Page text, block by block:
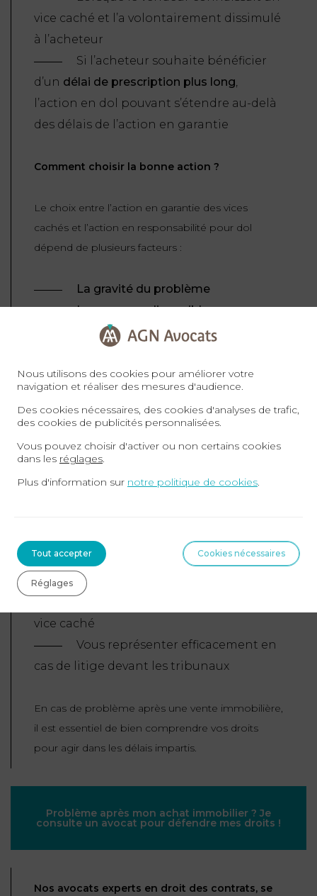
vice caché et l’a volontairement dissimulé
à l’acheteur
Si l’acheteur souhaite bénéficier
d’un délai de prescription plus long,
l’action en dol pouvant s’étendre au-delà
des délais de l’action en garantie
Comment choisir la bonne action ?
Le choix entre l’action en garantie des vices
cachés et l’action en responsabilité pour dol
dépend de plusieurs facteurs :
La gravité du problème
Les preuves disponibles pour
démontrer la fraude ou le vice caché
applicables
Pourquoi faire appel à un avocat en cas de
Un avocat expert en droit des contrats peut vous
Évaluer la meilleure stratégie
juridique en fonction de votre situation
Préparer un dossier solide pour
vice caché
Vous représenter efficacement en
cas de litige devant les tribunaux
En cas de problème après une vente immobilière,
il est essentiel de bien comprendre vos droits
pour agir dans les délais impartis.
Problème après mon achat immobilier ? Je
consulte un avocat pour défendre mes droits !
Nos avocats experts en droit des contrats, se
Nous utilisons des cookies pour améliorer votre
navigation et réaliser des mesures d'audience.
Des cookies nécessaires, des cookies d'analyses de trafic,
des cookies de publicités personnalisées.
Vous pouvez choisir d'activer ou non certains cookies
dans les réglages
Plus d'information sur notre politique de cookies
Tout accepter Cookies nécessaires
Réglages